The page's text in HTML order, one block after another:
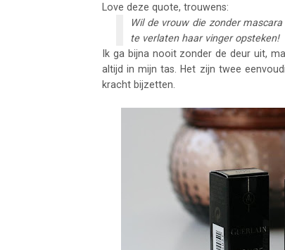
Love deze quote, trouwens:
Wil de vrouw die zonder
te verlaten haar vinger opsteken!
Ik ga bijna nooit zonder de deur uit,
altijd in mijn tas. Het zijn twee
kracht bijzetten.